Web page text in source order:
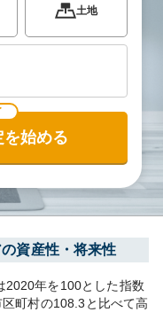
土地
を始める
資産性・将来性
2020年を100とした指数
区町村の108.3 と比べて高